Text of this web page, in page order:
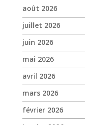
mars 2026
février 2026
janvier 2026
novembre 2025
octobre 2025
septembre 2025
juillet 2025